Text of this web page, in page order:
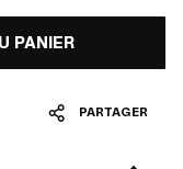
PANIER
PARTAGER